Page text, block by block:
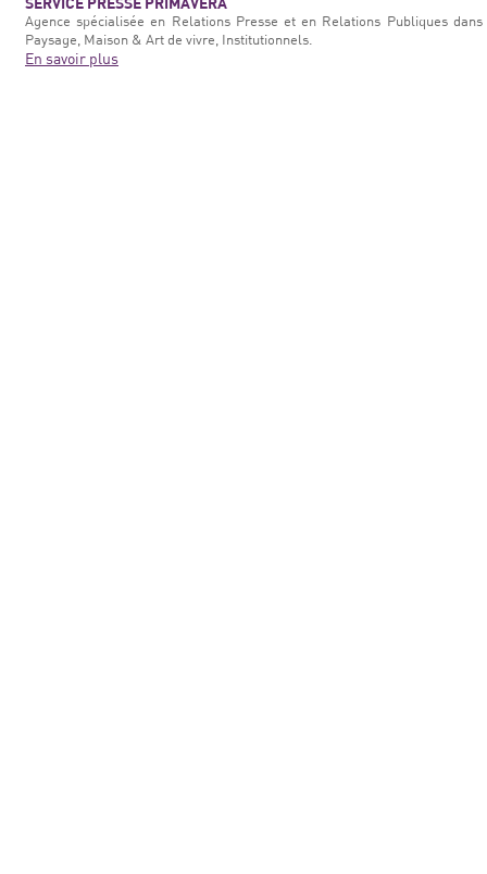
Agence spécialisée en Relations Presse et en Relations Publiques
Paysage, Maison & Art de vivre, Institutionnels.
En savoir plus